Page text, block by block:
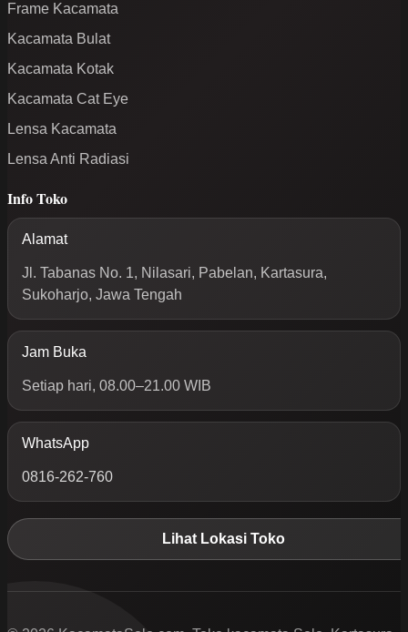
Frame Kacamata
Kacamata Bulat
Kacamata Kotak
Kacamata Cat Eye
Lensa Kacamata
Lensa Anti Radiasi
Info Toko
Alamat
Jl. Tabanas No. 1, Nilasari, Pabelan, Kartasura,
Sukoharjo, Jawa Tengah
Jam Buka
Setiap hari, 08.00–21.00 WIB
WhatsApp
0816-262-760
Lihat Lokasi Toko